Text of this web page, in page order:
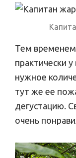
Тем временем
практически
нужное
тут же ее
дегустацию.
очень